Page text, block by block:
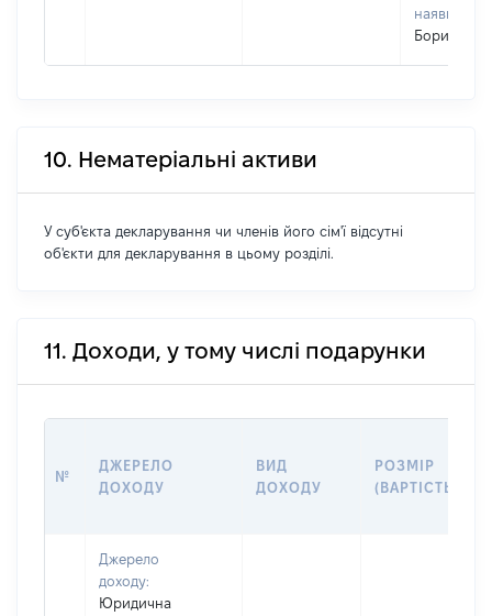
наявності):
Борисівна
10. Нематеріальні активи
У суб'єкта декларування чи членів його сім'ї відсутні
об'єкти для декларування в цьому розділі.
11. Доходи, у тому числі подарунки
№
ДЖЕРЕЛО
ДОХОДУ
ВИД
ДОХОДУ
РОЗМІР
(ВАРТІСТЬ)
Джерело
доходу:
Юридична